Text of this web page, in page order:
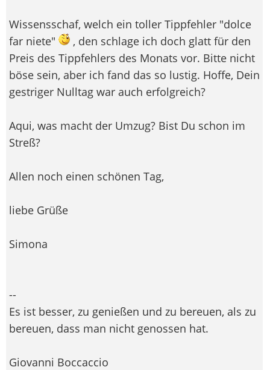
Wissensschaf, welch ein toller Tippfehler "dolce
far niete"
, den schlage ich doch glatt für den
Preis des Tippfehlers des Monats vor. Bitte nicht
böse sein, aber ich fand das so lustig. Hoffe, Dein
gestriger Nulltag war auch erfolgreich?
Aqui, was macht der Umzug? Bist Du schon im
Streß?
Allen noch einen schönen Tag,
liebe Grüße
Simona
--
Es ist besser, zu genießen und zu bereuen, als zu
bereuen, dass man nicht genossen hat.
Giovanni Boccaccio